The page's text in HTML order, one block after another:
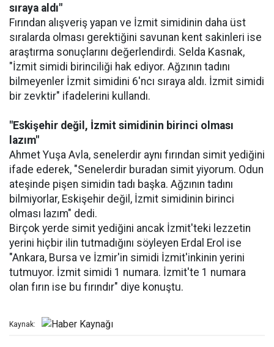
sıraya aldı"
Fırından alışveriş yapan ve İzmit simidinin daha üst
sıralarda olması gerektiğini savunan kent sakinleri ise
araştırma sonuçlarını değerlendirdi. Selda Kasnak,
"İzmit simidi birinciliği hak ediyor. Ağzının tadını
bilmeyenler İzmit simidini 6'ncı sıraya aldı. İzmit simidi
bir zevktir" ifadelerini kullandı.
"Eskişehir değil, İzmit simidinin birinci olması
lazım"
Ahmet Yuşa Avla, senelerdir aynı fırından simit yediğini
ifade ederek, "Senelerdir buradan simit yiyorum. Odun
ateşinde pişen simidin tadı başka. Ağzının tadını
bilmiyorlar, Eskişehir değil, İzmit simidinin birinci
olması lazım" dedi.
Birçok yerde simit yediğini ancak İzmit'teki lezzetin
yerini hiçbir ilin tutmadığını söyleyen Erdal Erol ise
"Ankara, Bursa ve İzmir'in simidi İzmit'inkinin yerini
tutmuyor. İzmit simidi 1 numara. İzmit'te 1 numara
olan fırın ise bu fırındır" diye konuştu.
Kaynak: